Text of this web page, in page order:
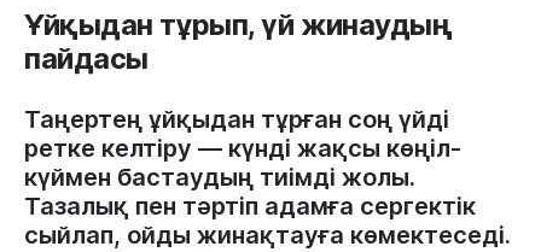
Ұйқыдан тұрып, үй жинаудың
пайдасы
Таңертең ұйқыдан тұрған соң үйді
ретке келтіру — күнді жақсы көңіл-
күймен бастаудың тиімді жолы.
Тазалық пен тәртіп адамға сергектік
сыйлап, ойды жинақтауға көмектеседі.